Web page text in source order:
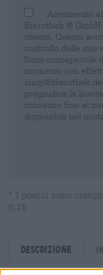
Acconsento
Bierothek ® GmbH
cliente. Questo
controllo delle mie
Sono consapevole
momento con
pregiudica la
consenso fino al
disponibili nel
* I prezzi sono
0,15
Descrizione